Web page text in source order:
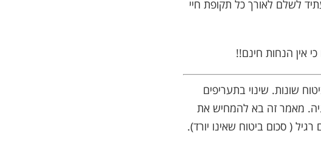
לשלם לאורך כל תקופת חיי
אין הנחות חינם!!
העלויות העדכניות ל-2014 מחברות ביטוח שונות. שינוי בתעריפים
מאמר זה בא להמחיש את
( סכום ביטוח שאינו יורד).